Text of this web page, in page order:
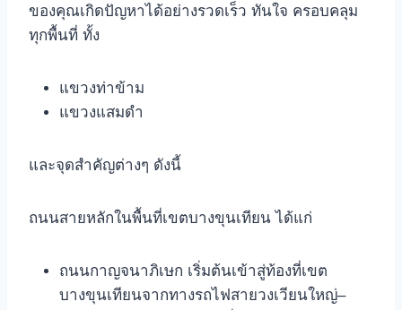
ของคุณเกิดปัญหาได้อย่างรวดเร็ว ทันใจ ครอบคลุม
ทุกพื้นที่ ทั้ง
แขวงท่าข้าม
แขวงแสมดำ
และจุดสำคัญต่างๆ ดังนี้
ถนนสายหลักในพื้นที่เขตบางขุนเทียน ได้แก่
ถนนกาญจนาภิเษก เริ่มต้นเข้าสู่ท้องที่เขต
บางขุนเทียนจากทางรถไฟสายวงเวียนใหญ่–